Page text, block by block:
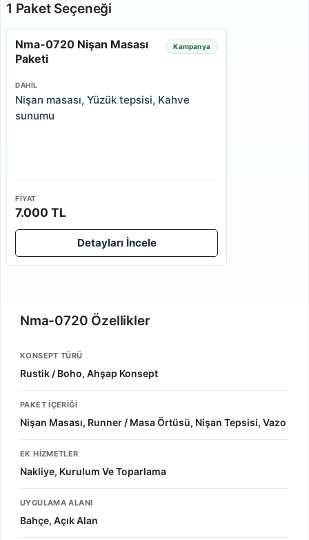
1 Paket Seçeneği
Nma-0720 Nişan Masası
Paketi
Kampanya
DAHIL
Nişan masası, Yüzük tepsisi, Kahve
sunumu
FIYAT
7.000 TL
Detayları İncele
Nma-0720 Özellikler
KONSEPT TÜRÜ
Rustik / Boho, Ahşap Konsept
PAKET İÇERIĞI
Nişan Masası, Runner / Masa Örtüsü, Nişan Tepsisi, Vazo
EK HIZMETLER
Nakliye, Kurulum Ve Toparlama
UYGULAMA ALANI
Bahçe, Açık Alan